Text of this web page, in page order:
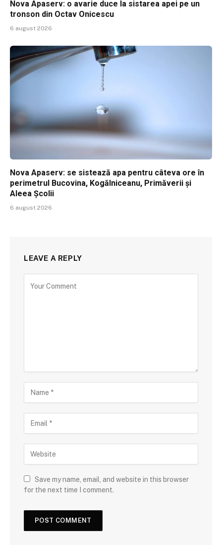
Nova Apaserv: o avarie duce la sistarea apei pe un
tronson din Octav Onicescu
6 august 2026
Nova Apaserv: se sistează apa pentru câteva ore în
perimetrul Bucovina, Kogălniceanu, Primăverii și
Aleea Școlii
6 august 2026
LEAVE A REPLY
Save my name, email, and website in this browser
for the next time I comment.